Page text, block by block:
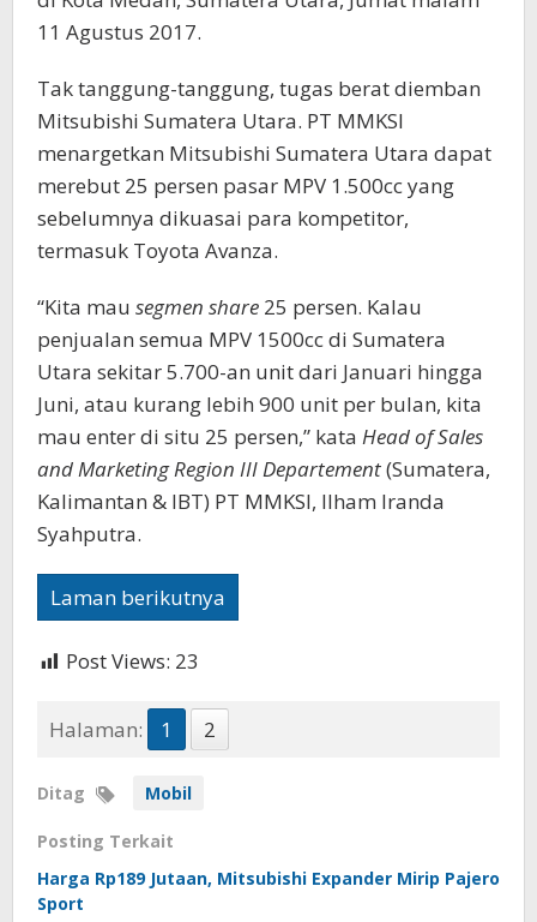
11 Agustus 2017.
Tak tanggung-tanggung, tugas berat diemban
Mitsubishi Sumatera Utara. PT MMKSI
menargetkan Mitsubishi Sumatera Utara dapat
merebut 25 persen pasar MPV 1.500cc yang
sebelumnya dikuasai para kompetitor,
termasuk Toyota Avanza.
“Kita mau segmen share 25 persen. Kalau
penjualan semua MPV 1500cc di Sumatera
Utara sekitar 5.700-an unit dari Januari hingga
Juni, atau kurang lebih 900 unit per bulan, kita
mau enter di situ 25 persen,” kata Head of Sales
and Marketing Region III Departement(Sumatera,
Kalimantan & IBT) PT MMKSI, Ilham Iranda
Syahputra.
Laman berikutnya
Post Views: 23
Halaman: 1 2
Ditag Mobil
Posting Terkait
Harga Rp189 Jutaan, Mitsubishi Expander Mirip Pajero
Sport